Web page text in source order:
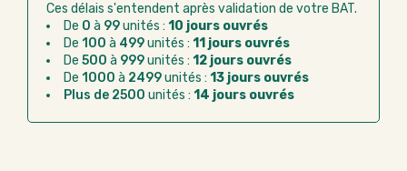
Virement bancaire :règlement sur facture
après la commande
Chorus Pro :règlement par mandat
administratif après la commande
Ces délais s'entendent après validation de votre BAT.
De 0 à 99unités : 10 jours ouvrés
De 100 à 499unités : 11 jours ouvrés
De 500 à 999unités : 12 jours ouvrés
De 1000 à 2499unités : 13 jours ouvrés
Plus de 2500 unités : 14 jours ouvrés